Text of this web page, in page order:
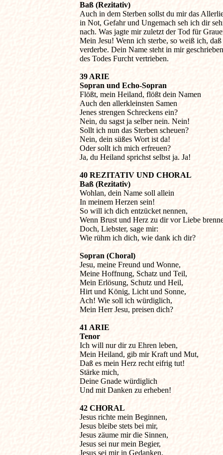
Baß (Rezitativ)
Auch in dem Sterben sollst du mir das
in Not, Gefahr und Ungemach seh ich dir
nach. Was jagte mir zuletzt der Tod für
Mein Jesu! Wenn ich sterbe, so weiß ich,
verderbe. Dein Name steht in mir
des Todes Furcht vertrieben.
39 ARIE
Sopran und Echo-Sopran
Flößt, mein Heiland, flößt dein Namen
Auch den allerkleinsten Samen
Jenes strengen Schreckens ein?
Nein, du sagst ja selber nein. Nein!
Sollt ich nun das Sterben scheuen?
Nein, dein süßes Wort ist da!
Oder sollt ich mich erfreuen?
Ja, du Heiland sprichst selbst ja. Ja!
40 REZITATIV UND CHORAL
Baß (Rezitativ)
Wohlan, dein Name soll allein
In meinem Herzen sein!
So will ich dich entzücket nennen,
Wenn Brust und Herz zu dir vor Liebe
Doch, Liebster, sage mir:
Wie rühm ich dich, wie dank ich dir?
Sopran (Choral)
Jesu, meine Freund und Wonne,
Meine Hoffnung, Schatz und Teil,
Mein Erlösung, Schutz und Heil,
Hirt und König, Licht und Sonne,
Ach! Wie soll ich würdiglich,
Mein Herr Jesu, preisen dich?
41 ARIE
Tenor
Ich will nur dir zu Ehren leben,
Mein Heiland, gib mir Kraft und Mut,
Daß es mein Herz recht eifrig tut!
Stärke mich,
Deine Gnade würdiglich
Und mit Danken zu erheben!
42 CHORAL
Jesus richte mein Beginnen,
Jesus bleibe stets bei mir,
Jesus zäume mir die Sinnen,
Jesus sei nur mein Begier,
Jesus sei mir in Gedanken,